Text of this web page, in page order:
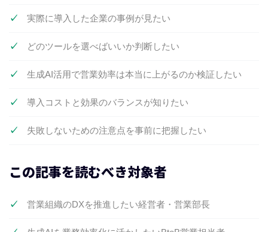
生成AI導入のロードマップ（3ヶ月・6ヶ月・12
第1フェーズ（〜3ヶ月）：スモールスター
トと効果実証
準化
化・AIエージェント活用
よくある課題
実際に導入した企業の事例が見たい
どのツールを選べばいいか判断したい
生成AI活用で営業効率は本当に上がるのか検証したい
導入コストと効果のバランスが知りたい
失敗しないための注意点を事前に把握したい
この記事を読むべき対象者
営業組織のDXを推進したい経営者・営業部長